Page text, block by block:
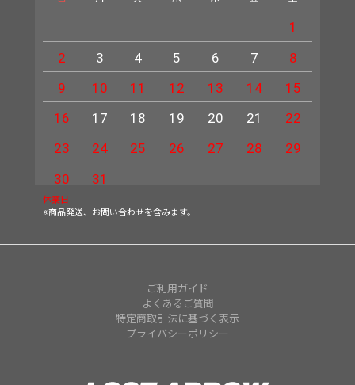
1
2
3 4 5 6 7
8
9
10 11 12 13 14
15
16
17 18 19 20 21
22
23
24 25 26 27 28
29
30
31
休業日
※商品発送、お問い合わせを含みます。
ご利用ガイド
よくあるご質問
特定商取引法に基づく表示
プライバシーポリシー